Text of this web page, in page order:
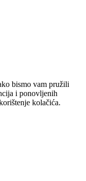
bismo vam pružili
i ponovljenih
kolačića.